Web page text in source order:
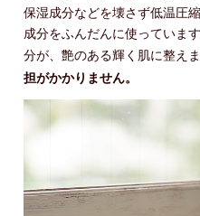
保湿成分などを壊さず低温圧
成分をふんだんに使っていま
分が、艶のある輝く肌に整え
担がかかりません。